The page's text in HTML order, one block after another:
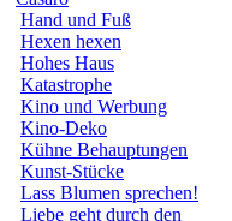
Hand und Fuß
Hexen hexen
Hohes Haus
Katastrophe
Kino und Werbung
Kino-Deko
Kühne Behauptungen
Kunst-Stücke
Lass Blumen sprechen!
Liebe geht durch den